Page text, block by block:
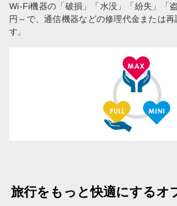
Wi-Fi機器の「破損」「水没」「紛失」「
円～で、通信機器などの修理代金または
す。
旅行をもっと快適にするオ